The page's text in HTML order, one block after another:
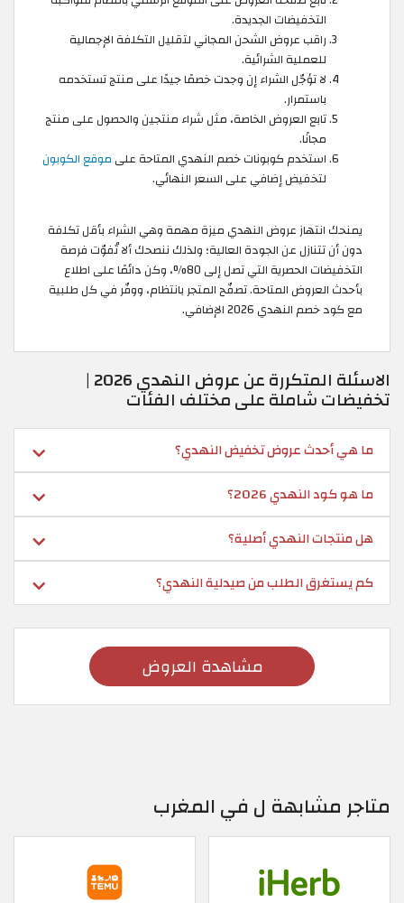
التخفيضات الجديدة.
راقب عروض الشحن المجاني لتقليل التكلفة الإجمالية
للعملية الشرائية.
لا تؤجّل الشراء إن وجدت خصمًا جيدًا على منتج تستخدمه
باستمرار.
تابع العروض الخاصة، مثل شراء منتجين والحصول على منتج
مجانًا.
استخدم كوبونات خصم النهدي المتاحة على موقع الكوبون
لتخفيض إضافي على السعر النهائي.
يمنحك انتهاز عروض النهدي ميزة مهمة وهي الشراء بأقل تكلفة
دون أن تتنازل عن الجودة العالية؛ ولذلك ننصحك ألا تُفوّت فرصة
التخفيضات الحصرية التي تصل إلى 80%، وكن دائمًا على اطلاع
بأحدث العروض المتاحة. تصفّح المتجر بانتظام، ووفّر في كل طلبية
مع كود خصم النهدي 2026 الإضافي.
الاسئلة المتكررة عن عروض النهدي 2026 |
تخفيضات شاملة على مختلف الفئات
ما هي أحدث عروض تخفيض النهدي؟
ما هو كود النهدي 2026؟
هل منتجات النهدي أصلية؟
كم يستغرق الطلب من صيدلية النهدي؟
مشاهدة العروض
متاجر مشابهة ل في المغرب